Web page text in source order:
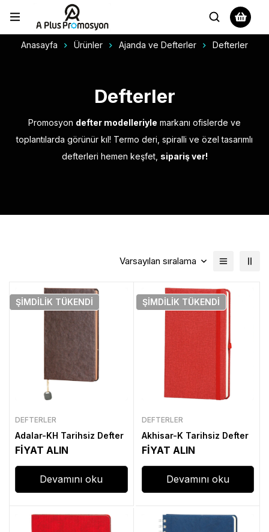
Anasayfa Ürünler Ajanda ve Defterler Defterler
Defterler
Promosyon defter modelleriyle markanı ofislerde ve
toplantılarda görünür kıl! Termo deri, spiralli ve özel tasarımlı
defterleri hemen keşfet, sipariş ver!
Varsayılan sıralama
ŞIMDILIK TÜKENDI
DEFTERLER
Adalar-KH Tarihsiz Defter
FİYAT ALIN
Devamını oku
ŞIMDILIK TÜKENDI
DEFTERLER
Akhisar-K Tarihsiz Defter
FİYAT ALIN
Devamını oku